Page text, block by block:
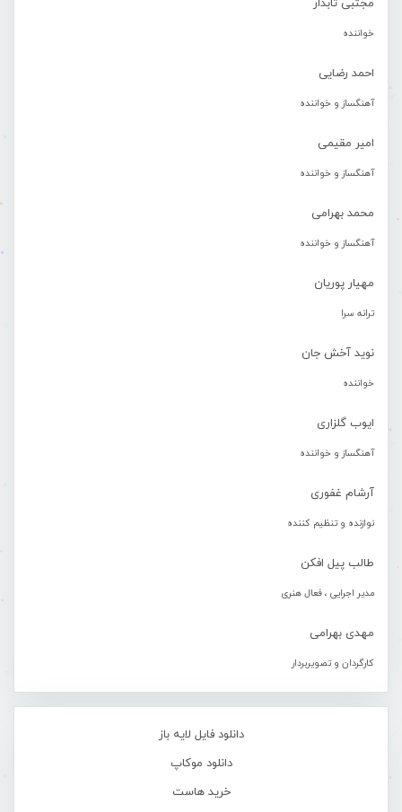
مجتبی تابدار
خواننده
احمد رضایی
آهنگساز و خواننده
امیر مقیمی
آهنگساز و خواننده
محمد بهرامی
آهنگساز و خواننده
مهیار پوریان
ترانه سرا
نوید آخش جان
خواننده
ایوب گلزاری
آهنگساز و خواننده
آرشام غفوری
نوازنده و تنظیم کننده
طالب پیل افکن
مدیر اجرایی ، فعال هنری
مهدی بهرامی
کارگردان و تصویربردار
دانلود فایل لایه باز
دانلود موکاپ
خرید هاست